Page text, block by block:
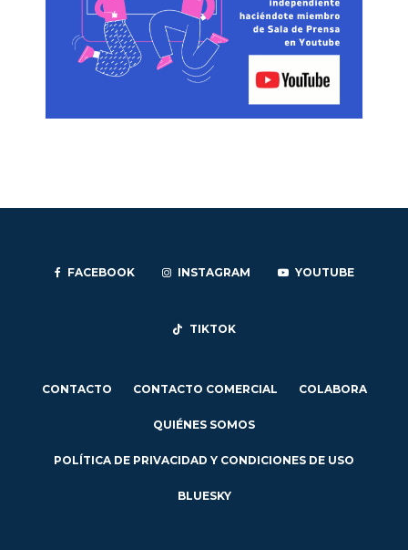
FACEBOOK INSTAGRAM YOUTUBE
TIKTOK
CONTACTO CONTACTO COMERCIAL COLABORA
QUIÉNES SOMOS
POLÍTICA DE PRIVACIDAD Y CONDICIONES DE USO
BLUESKY